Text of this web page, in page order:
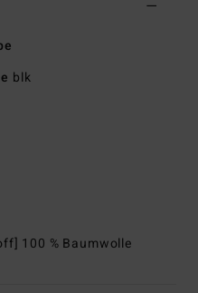
blk
100 % Baumwolle